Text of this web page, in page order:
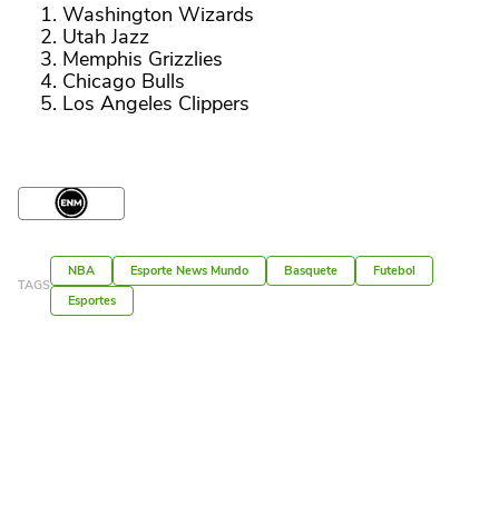
Washington Wizards
Utah Jazz
Memphis Grizzlies
Chicago Bulls
Los Angeles Clippers
TAGS
NBA Esporte News Mundo Basquete
Futebol
Esportes